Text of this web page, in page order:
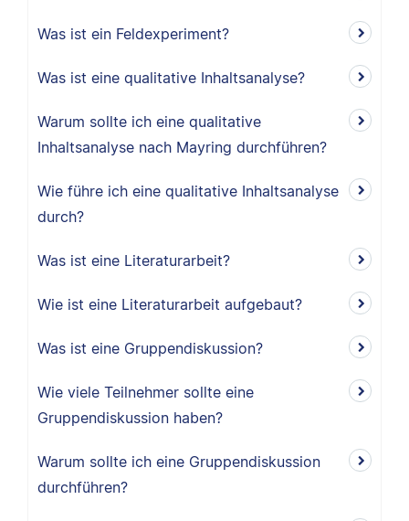
Was ist ein Feldexperiment?
Was ist eine qualitative Inhaltsanalyse?
Warum sollte ich eine qualitative
Inhaltsanalyse nach Mayring durchführen?
Wie führe ich eine qualitative Inhaltsanalyse
durch?
Was ist eine Literaturarbeit?
Wie ist eine Literaturarbeit aufgebaut?
Was ist eine Gruppendiskussion?
Wie viele Teilnehmer sollte eine
Gruppendiskussion haben?
Warum sollte ich eine Gruppendiskussion
durchführen?